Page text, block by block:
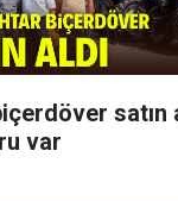
satın
var